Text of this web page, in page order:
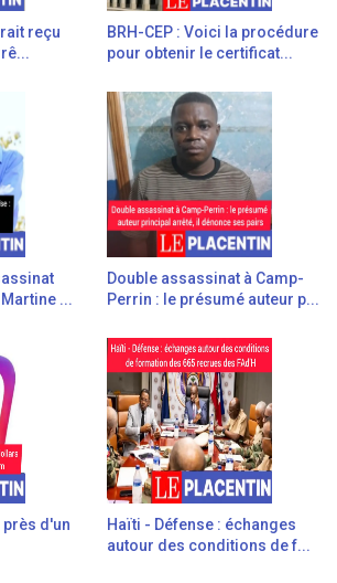
reçu
BRH-CEP : Voici la procédure
pour obtenir le certificat...
...
Double assassinat à Camp-
Perrin : le présumé auteur p...
près d'un
Haïti - Défense : échanges
autour des conditions de f...